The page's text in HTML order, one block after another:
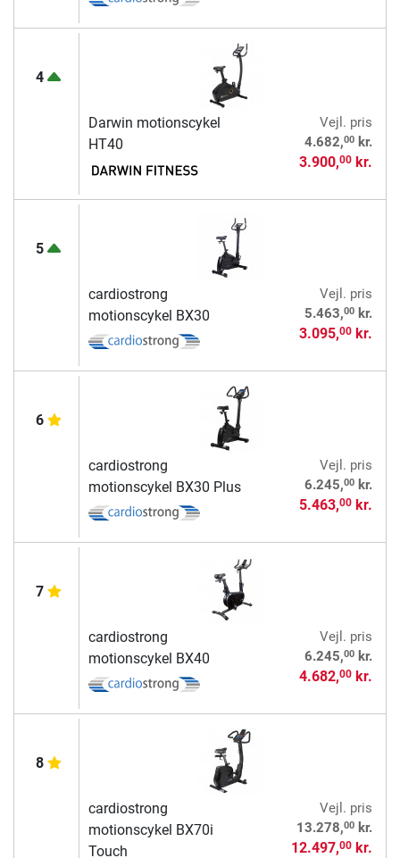
4
Darwin motionscykel
HT40
Vejl. pris
4.682,00kr.
3.900,00kr.
5
cardiostrong
motionscykel BX30
Vejl. pris
5.463,00kr.
3.095,00kr.
6
cardiostrong
motionscykel BX30 Plus
Vejl. pris
6.245,00kr.
5.463,00kr.
7
cardiostrong
motionscykel BX40
Vejl. pris
6.245,00kr.
4.682,00kr.
8
cardiostrong
motionscykel BX70i
Touch
Vejl. pris
13.278,00kr.
12.497,00kr.